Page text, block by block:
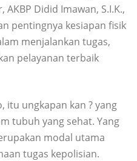
Didid Imawan, S.I.K.,
pentingnya kesiapan fisik
menjalankan tugas,
pelayanan terbaik
itu ungkapan kan ? yang
tubuh yang sehat. Yang
modal utama
tugas kepolisian.